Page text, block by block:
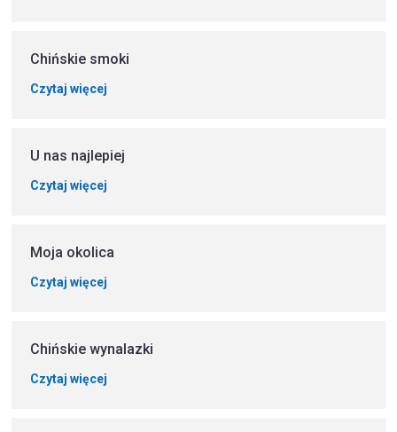
Chińskie smoki
Czytaj więcej
U nas najlepiej
Czytaj więcej
Moja okolica
Czytaj więcej
Chińskie wynalazki
Czytaj więcej